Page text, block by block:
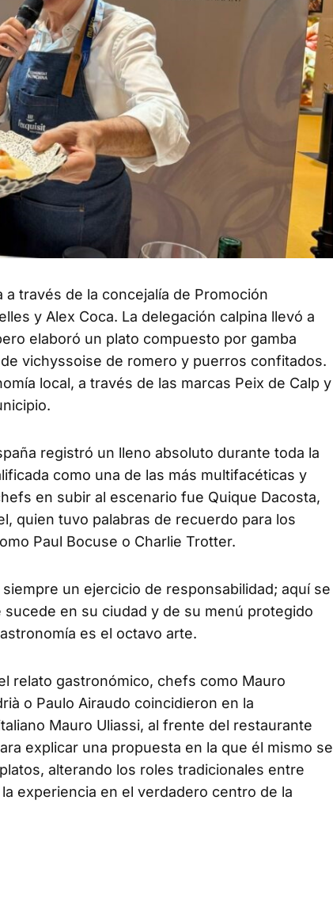
de la concejalía de Promoción
y Alex Coca. La delegación calpina llevó a
elaboró un plato compuesto por gamba
vichyssoise de romero y puerros confitados.
local, a través de las marcas Peix de Calp y
registró un lleno absoluto durante toda la
como una de las más multifacéticas y
en subir al escenario fue Quique Dacosta,
quien tuvo palabras de recuerdo para los
Paul Bocuse o Charlie Trotter.
un ejercicio de responsabilidad; aquí se
sucede en su ciudad y de su menú protegido
es el octavo arte.
gastronómico, chefs como Mauro
o Paulo Airaudo coincidieron en la
Mauro Uliassi, al frente del restaurante
explicar una propuesta en la que él mismo se
alterando los roles tradicionales entre
experiencia en el verdadero centro de la